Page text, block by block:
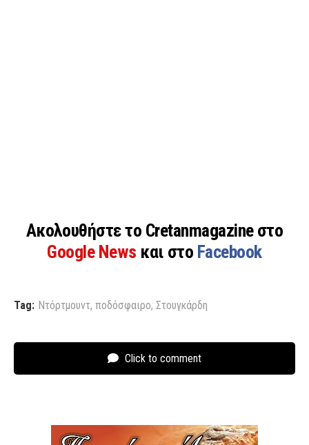
Ακολουθήστε το Cretanmagazine στο
Google News και στο Facebook
Tag: Ντόρτμουντ, ποδόσφαιρο, Στουγκάρδη
Click to comment